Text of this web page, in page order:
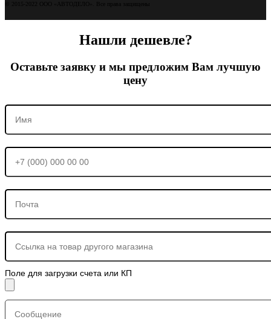
© 2015-2022 ООО «АВТОДЕЛО». Все права защищены
Нашли дешевле?
Оставьте заявку и мы предложим Вам лучшую
цену
Поле для загрузки счета или КП